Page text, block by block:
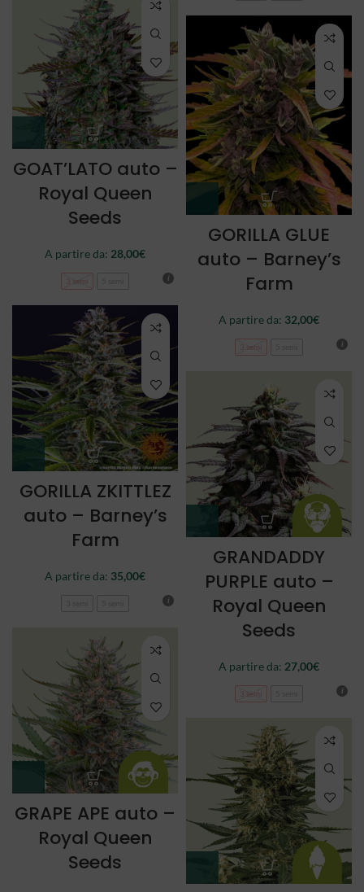
GOAT’LATO auto –
Royal Queen
Seeds
A partire da: 28,00€
3 semi
GORILLA GLUE
auto – Barney’s
Farm
A partire da: 32,00€
3 semi
GORILLA ZKITTLEZ
auto – Barney’s
Farm
A partire da: 35,00€
GRANDADDY
PURPLE auto –
Royal Queen
Seeds
A partire da: 27,00€
3 semi
GRAPE APE auto –
Royal Queen
Seeds